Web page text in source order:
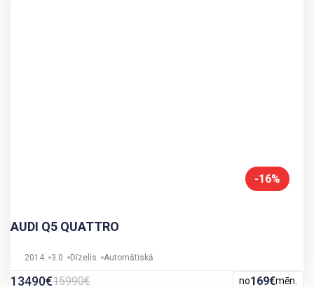
-16%
AUDI Q5 QUATTRO
2014 3.0 Dīzelis Automātiskā
13490€15990€ no169€mēn.